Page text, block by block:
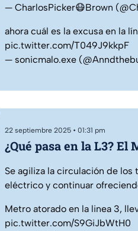
— CharlosPicker😷Brown
ahora cuál es la excusa en la
pic.twitter.com/T049J9kkpF
— sonicmalo.exe
22 septiembre 2025 • 01:31 pm
¿Qué pasa en la L3?
Se agiliza la circulación de los
eléctrico y continuar
Metro atorado en la linea 3,
pic.twitter.com/S9GiJbWtH0